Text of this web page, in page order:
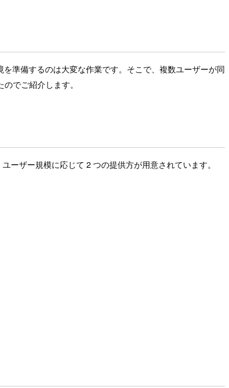
準備するのは大変な作業です。そこで、複数ユーザーが同
でご紹介します。
ザー規模に応じて 2 つの提供方が用意されています。